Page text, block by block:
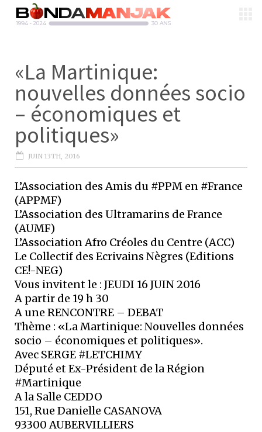
«La Martinique:
nouvelles données socio
– économiques et
politiques»
JUIN 13TH, 2016
L’Association des Amis du #PPM en #France
(APPMF)
L’Association des Ultramarins de France
(AUMF)
L’Association Afro Créoles du Centre (ACC)
Le Collectif des Ecrivains Nègres (Editions
CE!-NEG)
Vous invitent le : JEUDI 16 JUIN 2016
A partir de 19 h 30
A une RENCONTRE – DEBAT
Thème : «La Martinique: Nouvelles données
socio – économiques et politiques».
Avec SERGE #LETCHIMY
Député et Ex-Président de la Région
#Martinique
A la Salle CEDDO
151, Rue Danielle CASANOVA
93300 AUBERVILLIERS